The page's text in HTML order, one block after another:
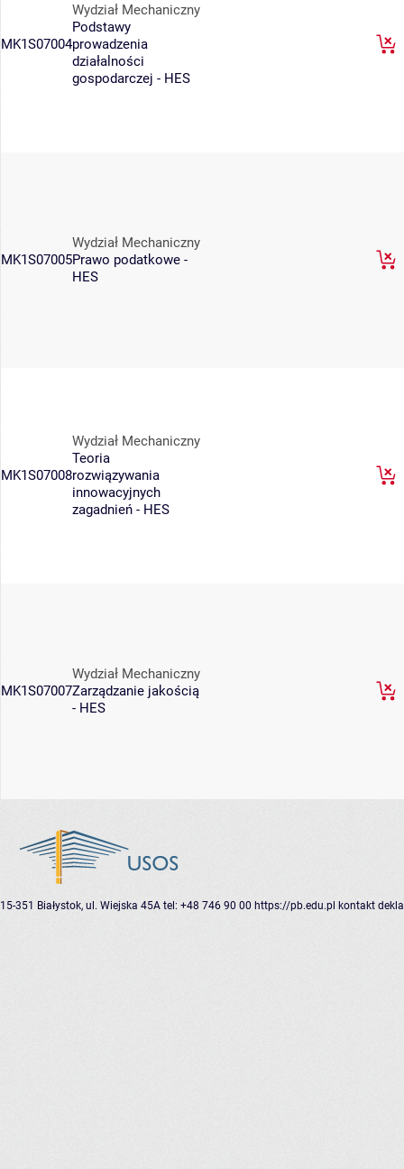
MK1S07004
Wydział Mechaniczny
Podstawy
prowadzenia
działalności
gospodarczej - HES
MK1S07005
Wydział Mechaniczny
Prawo podatkowe -
HES
MK1S07008
Wydział Mechaniczny
Teoria
rozwiązywania
innowacyjnych
zagadnień - HES
MK1S07007
Wydział Mechaniczny
Zarządzanie jakością
- HES
15-351 Białystok, ul. Wiejska 45A tel: +48 746 90 00 https://pb.edu.pl kontakt